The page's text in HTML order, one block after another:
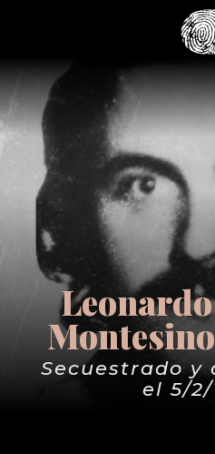
Secuestrado y
el 5/2/